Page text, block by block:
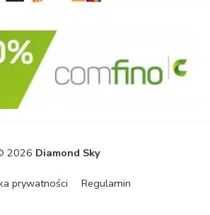
2026 Diamond Sky
prywatności Regulamin